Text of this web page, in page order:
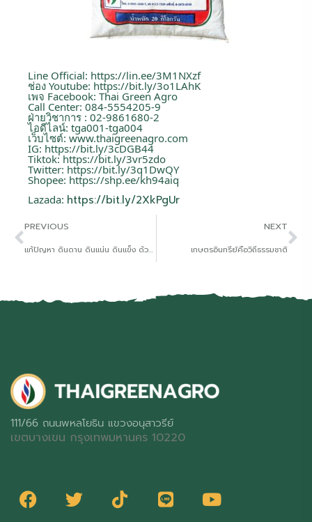
Line Official: https://lin.ee/3M1NXzf
ช่อง Youtube: https://bit.ly/3o1LAhK
เพจ Facebook: Thai Green Agro
Call Center: 084-5554205-9
ฝ่ายวิชาการ : 02-9861680-2
ไอดีไลน์: tga001-tga004
เว็บไซต์: www.thaigreenagro.com
IG: https://bit.ly/3cDGB44
Tiktok: https://bit.ly/3vr5zdo
Twitter: https://bit.ly/3q1DwQY
Shopee: https://shp.ee/kh94aiq
Lazada: https://bit.ly/2XkPgUr
PREVIOUS
แก้ปัญหา ดินดาน ดินแน่น ดินแข็ง ด้วย ALS29
NEXT
เกษตรอินทรีย์คือวิถีธรรมชาติ
111/66 ถนนพหลโยธิน แขวงอนุสาวรีย์
เขตบางเขน กรุงเทพมหานคร 10220